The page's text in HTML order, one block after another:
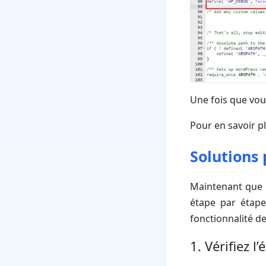
Une fois que
Pour en savoir
Solutions
Maintenant que
étape par
fonctionnalité
1. Vérifiez